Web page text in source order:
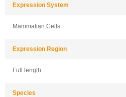
Expression System
Mammalian Cells
Expression Region
Full length.
Species